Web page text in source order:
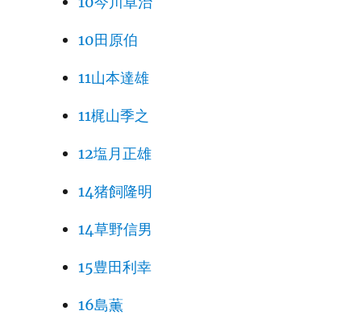
10田原伯
11山本達雄
11梶山季之
12塩月正雄
14猪飼隆明
14草野信男
15豊田利幸
16島薫